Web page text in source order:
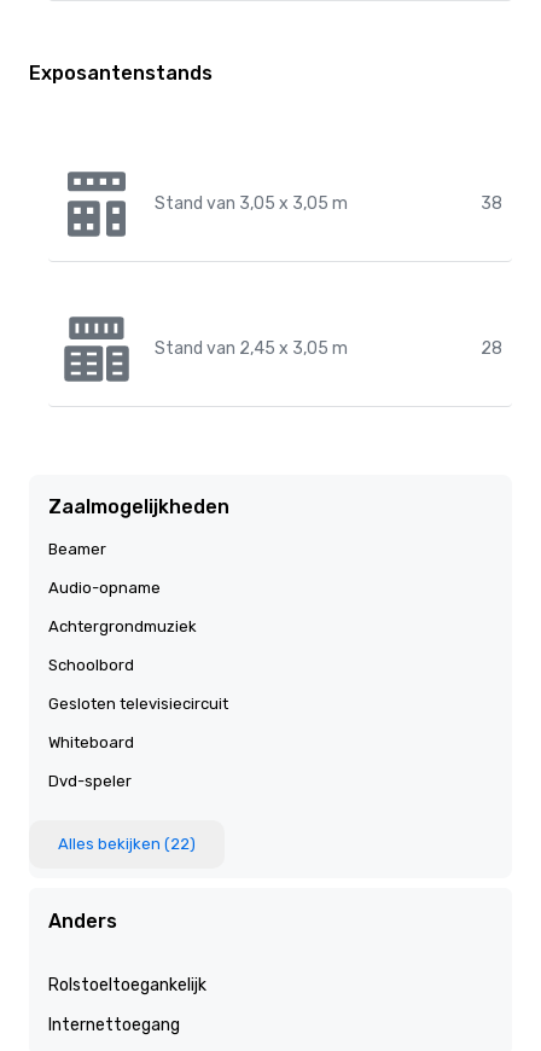
Exposantenstands
Stand van 3,05 x 3,05 m 38
Stand van 2,45 x 3,05 m 28
Zaalmogelijkheden
Beamer
Audio-opname
Achtergrondmuziek
Schoolbord
Gesloten televisiecircuit
Whiteboard
Dvd-speler
Alles bekijken (22)
Anders
Rolstoeltoegankelijk
Internettoegang